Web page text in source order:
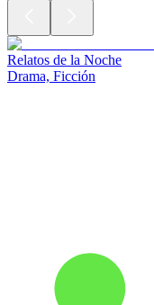
Relatos de la Noche
Drama, Ficción